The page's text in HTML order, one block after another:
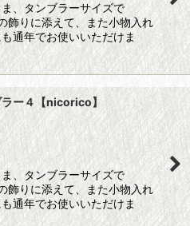
、タンブラーサイズで
飾りに添えて、また小物入れ
通年でお使いいただけま
ー４【nicorico】
、タンブラーサイズで
飾りに添えて、また小物入れ
通年でお使いいただけま